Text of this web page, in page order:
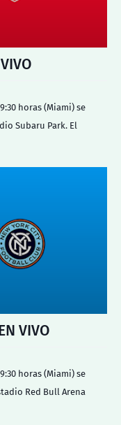
horas (Miami) se
Subaru Park. El
VIVO
horas (Miami) se
Red Bull Arena